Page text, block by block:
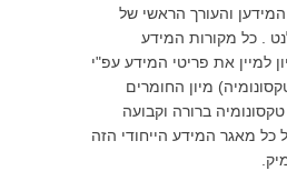
והעורך הראשי של
. כל מקורות המידע
למיין את פריטי המידע עפ"י
מיון החומרים
ברורה וקבועה
כל מאגר המידע הייחודי הזה